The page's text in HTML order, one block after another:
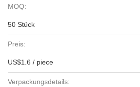
MOQ:
50 Stück
Preis:
US$1.6 / piece
Verpackungsdetails: